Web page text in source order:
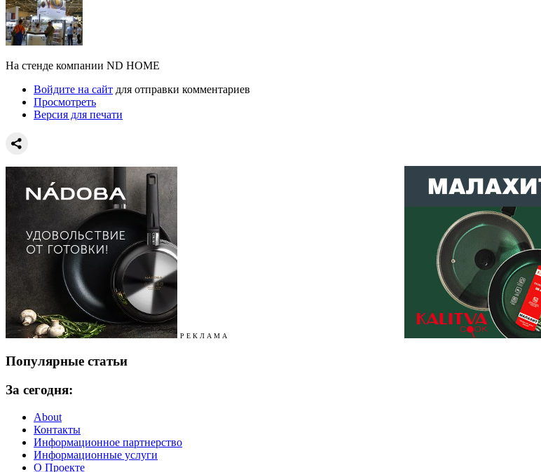
На стенде компании ND HOME
Войдите на сайт для отправки комментариев
Просмотреть
Версия для печати
Р Е К Л А М А
Популярные статьи
За сегодня:
About
Контакты
Информационное партнерство
Информационные услуги
О Проекте